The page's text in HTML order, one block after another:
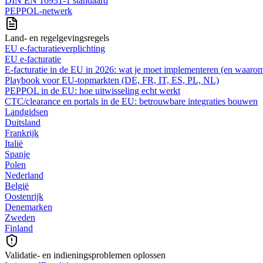
PEPPOL-netwerk
Land- en regelgevingsregels
EU e-facturatieverplichting
EU e-facturatie
E‑facturatie in de EU in 2026: wat je moet implementeren (en
Playbook voor EU-topmarkten (DE, FR, IT, ES, PL, NL)
PEPPOL in de EU: hoe uitwisseling echt werkt
CTC/clearance en portals in de EU: betrouwbare integraties bouwen
Landgidsen
Duitsland
Frankrijk
Italië
Spanje
Polen
Nederland
België
Oostenrijk
Denemarken
Zweden
Finland
Validatie- en indieningsproblemen oplossen